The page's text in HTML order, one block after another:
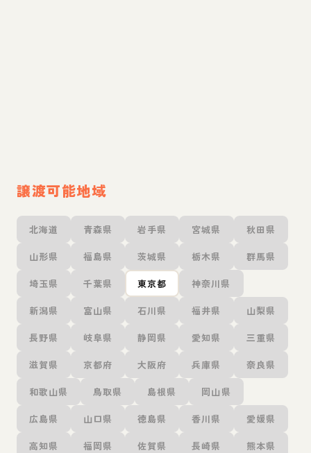
譲渡可能地域
北海道 青森県 岩手県 宮城県 秋田県
山形県 福島県 茨城県 栃木県 群馬県
埼玉県 千葉県 東京都 神奈川県
新潟県 富山県 石川県 福井県 山梨県
長野県 岐阜県 静岡県 愛知県 三重県
滋賀県 京都府 大阪府 兵庫県 奈良県
和歌山県 鳥取県 島根県 岡山県
広島県 山口県 徳島県 香川県 愛媛県
高知県 福岡県 佐賀県 長崎県 熊本県